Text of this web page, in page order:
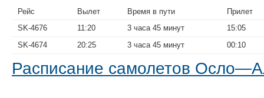
Рейс Вылет Время в пути
Прилет
SK-4676
11:20 3 часа 45 минут
15:05
SK-4674
20:25 3 часа 45 минут 00:10
Расписание самолетов